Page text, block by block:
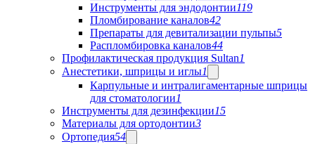
Инструменты для эндодонтии119
Пломбирование каналов42
Препараты для девитализации пульпы5
Распломбировка каналов44
Профилактическая продукция Sultan1
Анестетики, шприцы и иглы1
Карпульные и интралигаментарные шприцы
для стоматологии1
Инструменты для дезинфекции15
Материалы для ортодонтии3
Ортопедия54